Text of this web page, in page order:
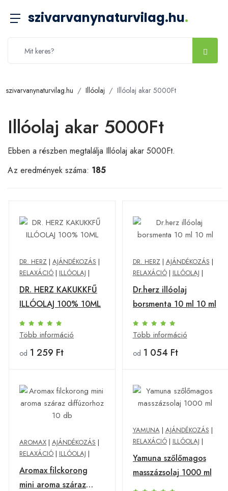
szivarvanynaturvilag.hu.
szivarvanynaturvilag.hu Illóolaj Illóolaj akar 5000Ft
Illóolaj akar 5000Ft
Ebben a részben megtalálja Illóolaj akar 5000Ft.
Az eredmények száma: 185
DR. HERZ | AJÁNDÉKOZÁS |
RELAXÁCIÓ | ILLÓOLAJ |
DR. HERZ KAKUKKFŰ
ILLÓOLAJ 100% 10ML
Több információ
od 1 259 Ft
DR. HERZ | AJÁNDÉKOZÁS |
RELAXÁCIÓ| ILLÓOLAJ |
Dr.herz illóolaj
borsmenta 10 ml 10 ml
Több információ
od 1 054 Ft
AROMAX | AJÁNDÉKOZÁS |
RELAXÁCIÓ | ILLÓOLAJ |
Aromax filckorong
mini aroma száraz
YAMUNA| AJÁNDÉKOZÁS |
RELAXÁCIÓ| ILLÓOLAJ |
Yamuna szőlőmagos
masszázsolaj 1000 ml